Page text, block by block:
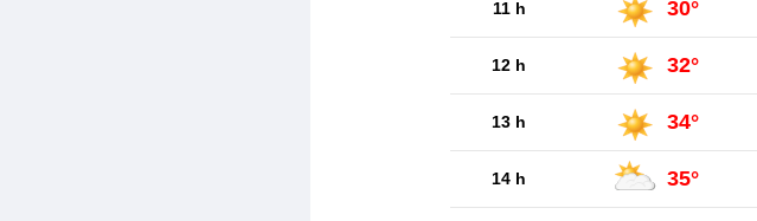
11 h 30°
12 h 32°
13 h 34°
14 h 35°